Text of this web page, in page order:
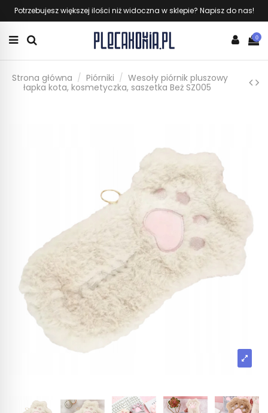
Potrzebujesz większej ilości niż widoczna w sklepie? Napisz do nas!
0
Strona główna Piórniki
Wesoły piórnik pluszowy
łapka kota, kosmetyczka, saszetka Beż SZ005